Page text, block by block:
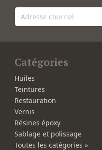
Catégories
Huiles
Teintures
Restauration
Vernis
Résines époxy
Sablage et polissage
Toutes les catégories »